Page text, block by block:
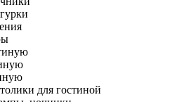
для гостиной